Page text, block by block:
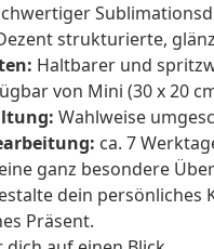
strukturierte,
Haltbarer und
von Mini (30 x 20
Wahlweise
ca. 7
ganz besondere
dein persönliches
Präsent.